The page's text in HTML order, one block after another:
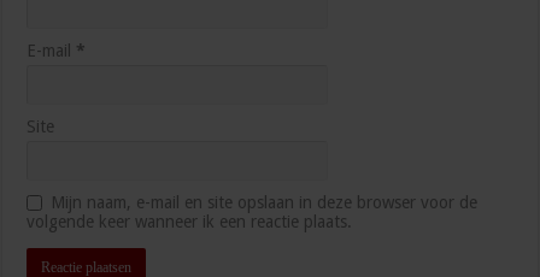
E-mail *
Site
Mijn naam, e-mail en site opslaan in deze browser voor de
volgende keer wanneer ik een reactie plaats.